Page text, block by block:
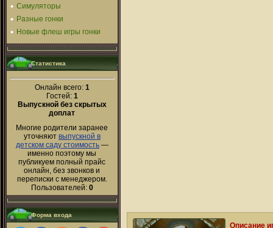
Симуляторы
Разные гонки
Новые флеш игры гонки
Статистика
Онлайн всего: 1
Гостей: 1
Выпускной без скрытых
доплат
Многие родители заранее
уточняют выпускной в
детском саду стоимость —
именно поэтому мы
публикуем полный прайс
онлайн, без звонков и
переписки с менеджером.
Пользователей: 0
Форма входа
Описание